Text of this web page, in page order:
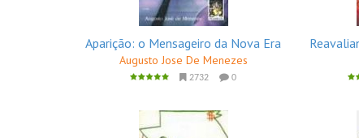
Aparição: o Mensageiro da Nova Era
Augusto Jose De Menezes
2732 0